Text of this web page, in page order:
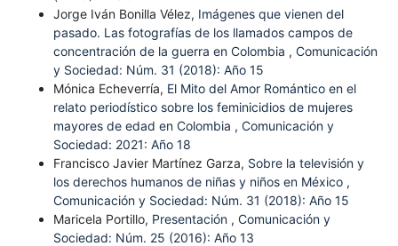
Jorge Iván Bonilla Vélez, Imágenes que vienen del
pasado. Las fotografías de los llamados campos de
concentración de la guerra en Colombia , Comunicación
y Sociedad: Núm. 31 (2018): Año 15
Mónica Echeverría, El Mito del Amor Romántico en el
relato periodístico sobre los feminicidios de mujeres
mayores de edad en Colombia , Comunicación y
Sociedad: 2021: Año 18
Francisco Javier Martínez Garza, Sobre la televisión y
los derechos humanos de niñas y niños en México ,
Comunicación y Sociedad: Núm. 31 (2018): Año 15
Maricela Portillo, Presentación , Comunicación y
Sociedad: Núm. 25 (2016): Año 13